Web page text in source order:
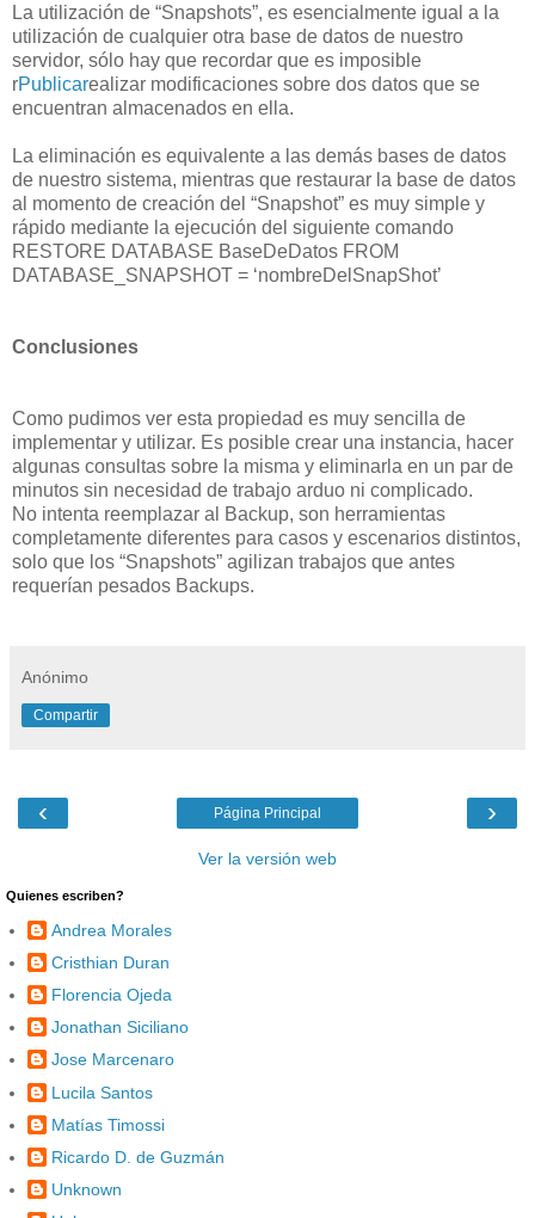
La utilización de “Snapshots”, es esencialmente igual a la
utilización de cualquier otra base de datos de nuestro
servidor, sólo hay que recordar que es imposible
rPublicarealizar modificaciones sobre dos datos que se
encuentran almacenados en ella.
La eliminación es equivalente a las demás bases de datos
de nuestro sistema, mientras que restaurar la base de datos
al momento de creación del “Snapshot” es muy simple y
rápido mediante la ejecución del siguiente comando
RESTORE DATABASE BaseDeDatos FROM
DATABASE_SNAPSHOT = ‘nombreDelSnapShot’
Conclusiones
Como pudimos ver esta propiedad es muy sencilla de
implementar y utilizar. Es posible crear una instancia, hacer
algunas consultas sobre la misma y eliminarla en un par de
minutos sin necesidad de trabajo arduo ni complicado.
No intenta reemplazar al Backup, son herramientas
completamente diferentes para casos y escenarios distintos,
solo que los “Snapshots” agilizan trabajos que antes
requerían pesados Backups.
Anónimo
Compartir
‹ ›
Página Principal
Ver la versión web
Quienes escriben?
Andrea Morales
Cristhian Duran
Florencia Ojeda
Jonathan Siciliano
Jose Marcenaro
Lucila Santos
Matías Timossi
Ricardo D. de Guzmán
Unknown